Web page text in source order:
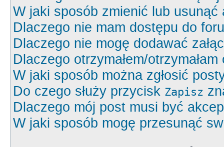
W jaki sposób zmienić lub usunąć
Dlaczego nie mam dostępu do
Dlaczego nie mogę dodawać
Dlaczego otrzymałem/
W jaki sposób można zgłosić
Do czego służy przycisk Zapisz
Dlaczego mój post musi być
W jaki sposób mogę przesunąć